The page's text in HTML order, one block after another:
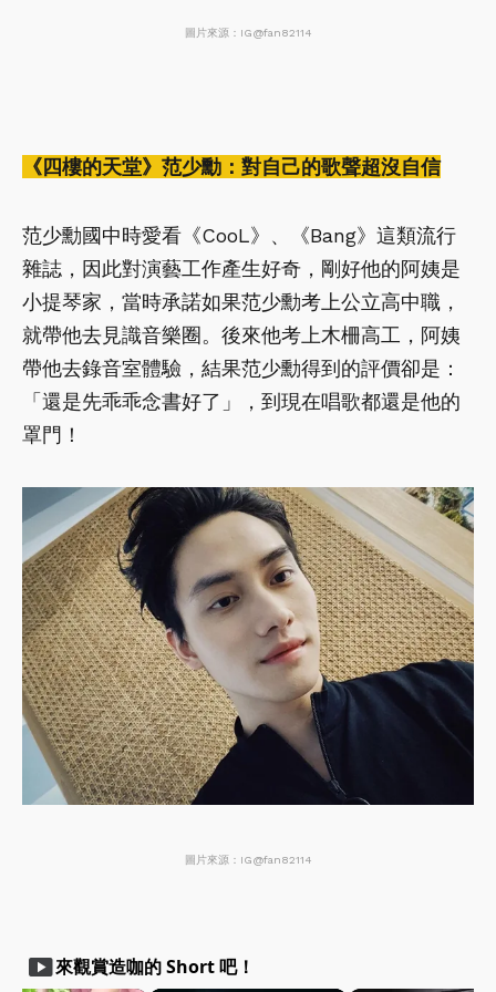
圖片來源：IG@fan82114
《四樓的天堂》范少勳：對自己的歌聲超沒自信
范少勳國中時愛看《CooL》、《Bang》這類流行
雜誌，因此對演藝工作產生好奇，剛好他的阿姨是
小提琴家，當時承諾如果范少勳考上公立高中職，
就帶他去見識音樂圈。後來他考上木柵高工，阿姨
帶他去錄音室體驗，結果范少勳得到的評價卻是：
「還是先乖乖念書好了」，到現在唱歌都還是他的
罩門！
圖片來源：IG@fan82114
smart_display來觀賞造咖的 Short 吧！